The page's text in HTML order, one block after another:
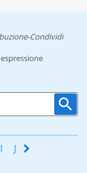
Condividi
I J K